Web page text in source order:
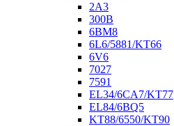
2A3
300B
6BM8
6L6/5881/KT66
6V6
7027
7591
EL34/6CA7/KT77
EL84/6BQ5
KT88/6550/KT90